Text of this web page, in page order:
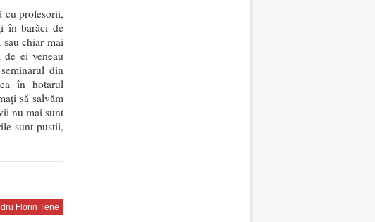
cu profesorii,
în barăci de
chiar mai
ei veneau
din
în hotarul
să salvăm
nu mai sunt
sunt pustii,
Florin Țene